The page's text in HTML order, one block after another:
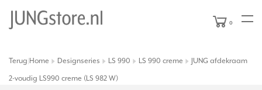
0
Terug Home Designseries LS 990 LS 990 creme JUNG afdekraam
2-voudig LS990 creme (LS 982 W)